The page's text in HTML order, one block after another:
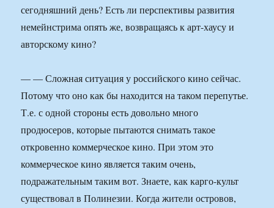
сегодняшний день? Есть ли перспективы развития
немейнстрима опять же, возвращаясь к арт-хаусу и
авторскому кино?
— — Сложная ситуация у российского кино сейчас.
Потому что оно как бы находится на таком перепутье.
Т.е. с одной стороны есть довольно много
продюсеров, которые пытаются снимать такое
откровенно коммерческое кино. При этом это
коммерческое кино является таким очень,
подражательным таким вот. Знаете, как карго-культ
существовал в Полинезии. Когда жители островов,